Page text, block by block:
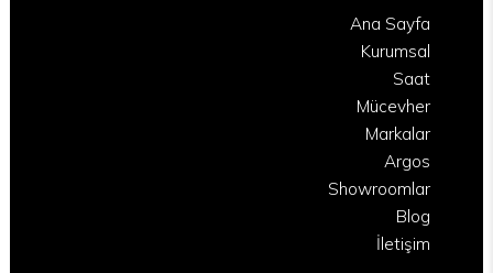
Ana Sayfa
Kurumsal
Saat
Mücevher
Markalar
Argos
Showroomlar
Blog
İletişim